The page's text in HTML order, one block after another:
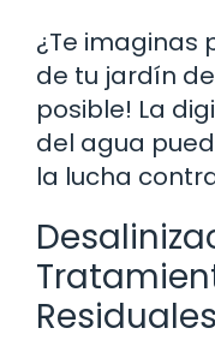
¿Te imaginas
de tu jardín
posible! La
del agua
la lucha
Residuales